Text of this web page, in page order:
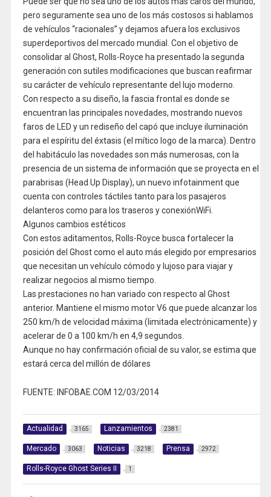
pero seguramente sea uno de los más costosos si hablamos
de vehículos “racionales” y dejamos afuera los exclusivos
superdeportivos del mercado mundial. Con el objetivo de
consolidar al Ghost, Rolls-Royce ha presentado la segunda
generación con sutiles modificaciones que buscan reafirmar
su carácter de vehículo representante del lujo moderno.
Con respecto a su diseño, la fascia frontal es donde se
encuentran las principales novedades, mostrando nuevos
faros de LED y un rediseño del capó que incluye iluminación
para el espíritu del éxtasis (el mítico logo de la marca). Dentro
del habitáculo las novedades son más numerosas, con la
presencia de un sistema de información que se proyecta en el
parabrisas (Head Up Display), un nuevo infotainment que
cuenta con controles táctiles tanto para los pasajeros
delanteros como para los traseros y conexiónWiFi.
Algunos cambios estéticos
Con estos aditamentos, Rolls-Royce busca fortalecer la
posición del Ghost como el auto más elegido por empresarios
que necesitan un vehículo cómodo y lujoso para viajar y
realizar negocios al mismo tiempo.
Las prestaciones no han variado con respecto al Ghost
anterior. Mantiene el mismo motor V6 que puede alcanzar los
250 km/h de velocidad máxima (limitada electrónicamente) y
acelerar de 0 a 100 km/h en 4,9 segundos.
Aunque no hay confirmación oficial de su valor, se estima que
estará cerca del millón de dólares
FUENTE: INFOBAE.COM 12/03/2014
Actualidad 3165 Lanzamientos 2381
Mercado 3063 Noticias 3218 Prensa 2972
Rolls-Royce Ghost Series II 1